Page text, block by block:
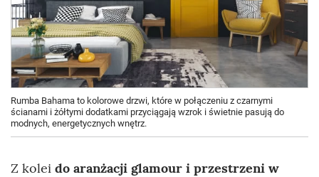
Rumba Bahama to kolorowe drzwi, które w połączeniu z czarnymi
ścianami i żółtymi dodatkami przyciągają wzrok i świetnie pasują do
modnych, energetycznych wnętrz.
Z kolei do aranżacji glamour i przestrzeni w